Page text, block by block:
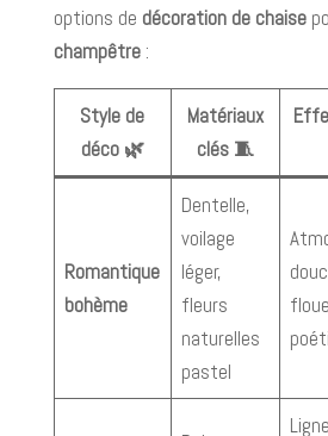
options de décoration de chaise
champêtre:
Style de
déco 🌿
Matériaux
clés 🧵
Romantique
bohème
Dentelle,
voilage
léger,
fleurs
naturelles
pastel
Ligne